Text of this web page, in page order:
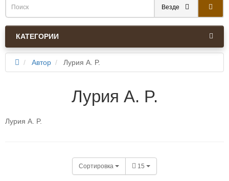
Везде
КАТЕГОРИИ
Автор Лурия A. P.
Лурия A. P.
Лурия A. P.
Сортировка 15